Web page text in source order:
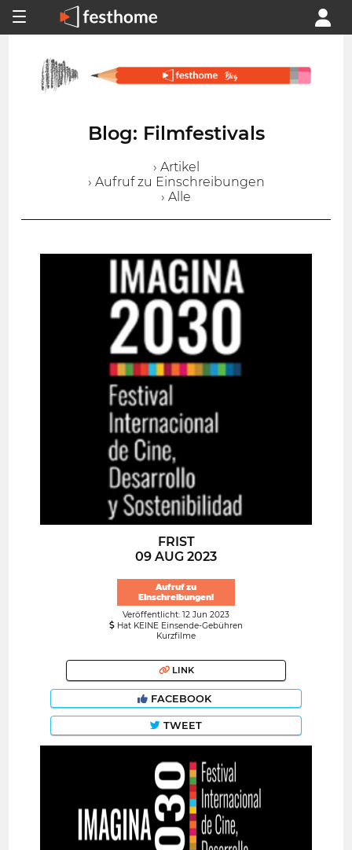
Blog: Filmfestivals
› Artikel
› Aufruf zu Einschreibungen
› Alle
FRIST
09 AUG 2023
Aufruf zu
Einschreibungen!
Veröffentlicht: 12 Jun 2023
Hat KEINE Einsende-Gebühren
Kurzfilme
LINK
FACEBOOK
TWEET